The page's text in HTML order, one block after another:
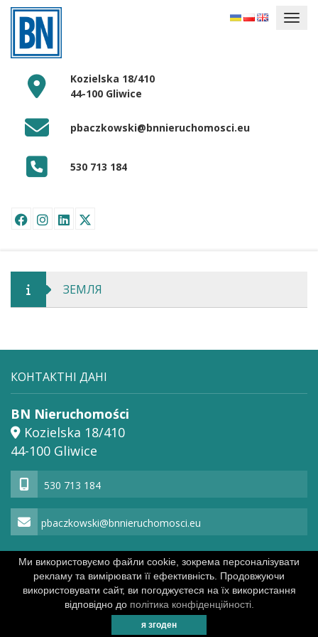
Kozielska 18/410
44-100 Gliwice
pbaczkowski@bnnieruchomosci.eu
530 713 184
ЗЕМЛЯ
КОНТАКТНІ ДАНІ
BN Nieruchomości
Kozielska 18/410
44-100 Gliwice
530 713 184
pbaczkowski@bnnieruchomosci.eu
Powered by політика конфіденційності
Ми використовуємо файли cookie, зокрема персоналізувати
рекламу та вимірювати її ефективність. Продовжуючи
використовувати сайт, ви погоджуєтеся на їх використання
відповідно до політика конфіденційності.
я згоден